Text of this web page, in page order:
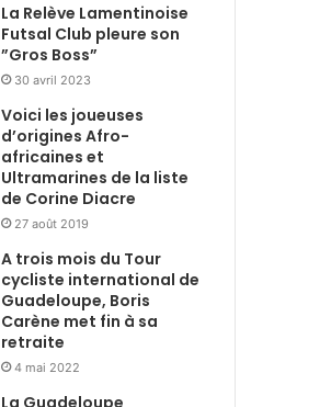
La Relève Lamentinoise
Futsal Club pleure son
”Gros Boss”
30 avril 2023
Voici les joueuses
d’origines Afro-
africaines et
Ultramarines de la liste
de Corine Diacre
27 août 2019
A trois mois du Tour
cycliste international de
Guadeloupe, Boris
Carène met fin à sa
retraite
4 mai 2022
La Guadeloupe